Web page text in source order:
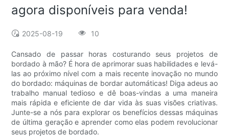
agora disponíveis para venda!
2025-08-19 10
Cansado de passar horas costurando seus projetos de
bordado à mão? É hora de aprimorar suas habilidades e levá-
las ao próximo nível com a mais recente inovação no mundo
do bordado: máquinas de bordar automáticas! Diga adeus ao
trabalho manual tedioso e dê boas-vindas a uma maneira
mais rápida e eficiente de dar vida às suas visões criativas.
Junte-se a nós para explorar os benefícios dessas máquinas
de última geração e aprender como elas podem revolucionar
seus projetos de bordado.